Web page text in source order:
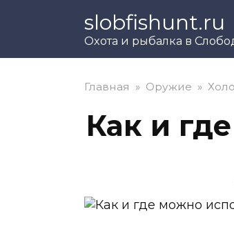
slobfishunt.ru
Охота и рыбалка в
Главная » Оружие »
Как и